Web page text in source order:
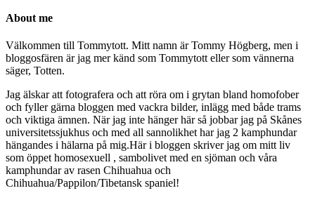
About me
Välkommen till Tommytott. Mitt namn är Tommy Högberg, men i
bloggosfären är jag mer känd som Tommytott eller som vännerna
säger, Totten.
Jag älskar att fotografera och att röra om i grytan bland homofober
och fyller gärna bloggen med vackra bilder, inlägg med både trams
och viktiga ämnen. När jag inte hänger här så jobbar jag på Skånes
universitetssjukhus och med all sannolikhet har jag 2 kamphundar
hängandes i hälarna på mig.Här i bloggen skriver jag om mitt liv
som öppet homosexuell , sambolivet med en sjöman och våra
kamphundar av rasen Chihuahua och
Chihuahua/Pappilon/Tibetansk spaniel!